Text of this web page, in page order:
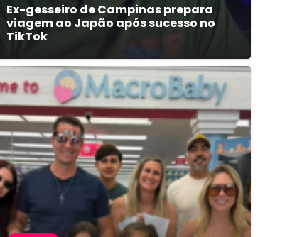
Ex-gesseiro de Campinas prepara
viagem ao Japão após sucesso no
TikTok